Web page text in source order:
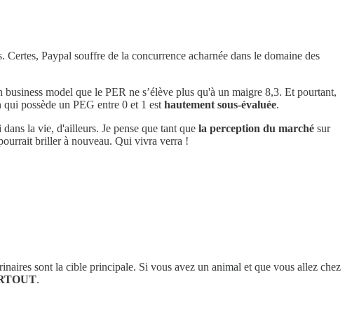
Paypal souffre de la concurrence acharnée dans le domaine des
model que le PER ne s’élève plus qu'à un maigre 8,3. Et pourtant,
possède un PEG entre 0 et 1 est hautement sous-évaluée.
la vie, d'ailleurs. Je pense que tant que la perception du marché sur
briller à nouveau. Qui vivra verra !
sont la cible principale. Si vous avez un animal et que vous allez chez
.